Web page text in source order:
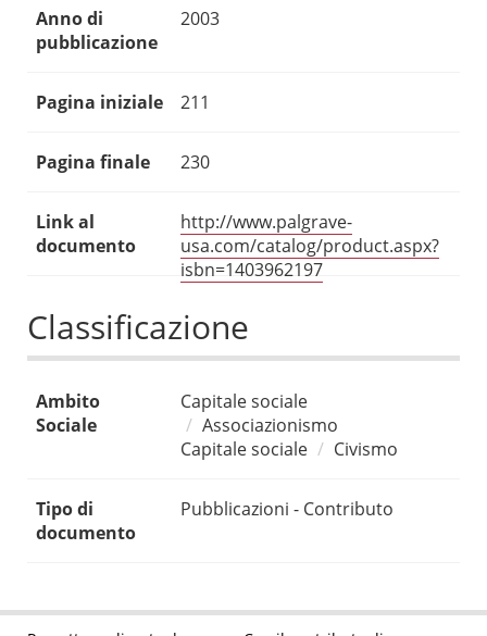
Anno di
pubblicazione
2003
Pagina iniziale 211
Pagina finale 230
Link al
documento
http://www.palgrave-
usa.com/catalog/product.aspx?
isbn=1403962197
Classificazione
Ambito
Sociale
Capitale sociale
Associazionismo
Capitale sociale
Civismo
Tipo di
documento
Pubblicazioni - Contributo